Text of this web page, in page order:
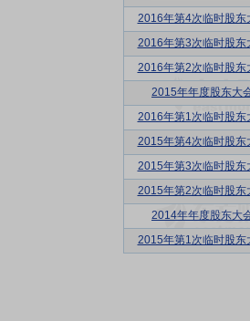
2016年第4次临时股东
2016年第3次临时股东
2016年第2次临时股东
2015年年度股东大
2016年第1次临时股东
2015年第4次临时股东
2015年第3次临时股东
2015年第2次临时股东
2014年年度股东大
2015年第1次临时股东